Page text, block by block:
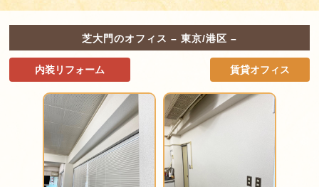
芝大門のオフィス – 東京/港区 –
内装リフォーム 賃貸オフィス